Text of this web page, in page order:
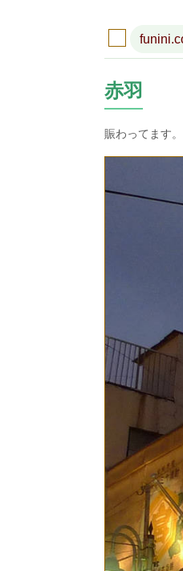
赤羽
賑わってます。